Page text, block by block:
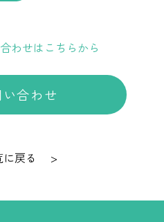
わせはこちらから
合わせ
戻る >